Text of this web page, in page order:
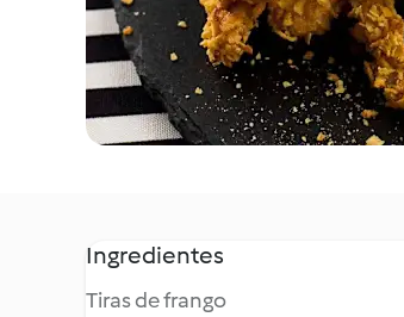
Ingredientes
Tiras de frango